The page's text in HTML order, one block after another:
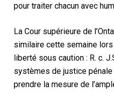
pour traiter chacun avec
La Cour supérieure de
similaire cette semaine
liberté sous caution : R. c.
systèmes de justice
prendre la mesure de